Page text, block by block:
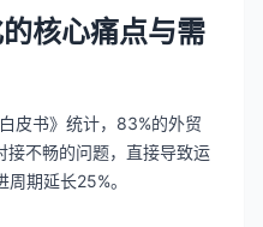
核心痛点与需
皮书》统计，83%的外贸
接不畅的问题，直接导致运
期延长25%。